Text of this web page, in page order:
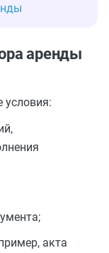
аренды
условия:
акта